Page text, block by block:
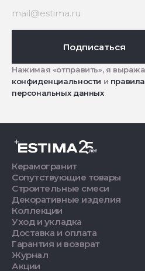
Подписаться
Нажимая «отправить», я
конфиденциальности и
персональных данных
Керамогранит
Сопутствующие товары
Строительные смеси
Декоративные изделия
Коллекции
Уход и укладка
Доставка и оплата
Гарантия и возврат
Журнал
Акции